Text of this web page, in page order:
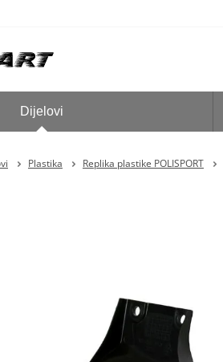
Dijelovi
Plastika Replika plastike POLISPORT